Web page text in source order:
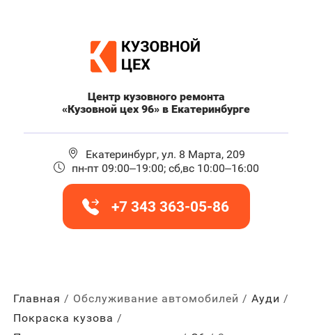
Центр кузовного ремонта
«Кузовной цех 96» в Екатеринбурге
Екатеринбург, ул. 8 Марта, 209
пн-пт 09:00–19:00; сб,вс 10:00–16:00
+7 343 363-05-86
Главная Обслуживание автомобилей
Ауди
Покраска кузова